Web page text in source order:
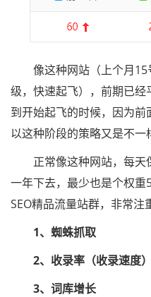
像这种网站（上个月15
级，快速起飞），前期已
到开始起飞的时候，因为
以这种阶段的策略又是不一
正常像这种网站，每天
一年下去，最少也是个权
SEO精品流量站群，非常注
1、蜘蛛抓取
2、收录率（收录速度）
3、词库增长